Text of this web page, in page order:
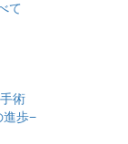
て
術
進歩−